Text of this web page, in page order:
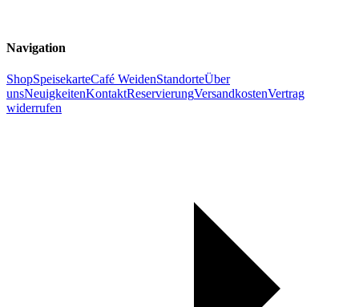
Navigation
ShopSpeisekarteCafé WeidenStandorteÜber
unsNeuigkeitenKontaktReservierungVersandkostenVertrag
widerrufen